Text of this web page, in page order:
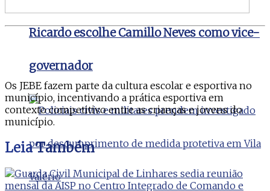
Ricardo escolhe Camillo Neves como vice-
governador
Os JEBE fazem parte da cultura escolar e esportiva no
município, incentivando a prática esportiva em
contexto competitivo entre as crianças e jovens do
município.
LeiaTambém